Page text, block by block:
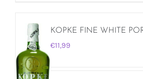
KOPKE FINE WHITE
€11,99